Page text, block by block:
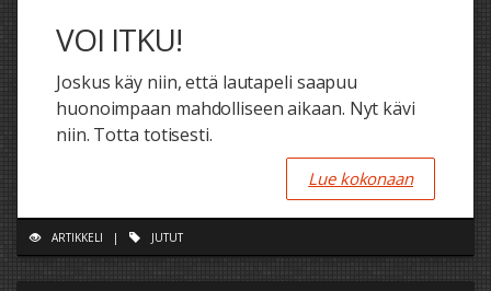
VOI ITKU!
Joskus käy niin, että lautapeli saapuu
huonoimpaan mahdolliseen aikaan. Nyt kävi
niin. Totta totisesti.
Lue kokonaan
ARTIKKELI | JUTUT